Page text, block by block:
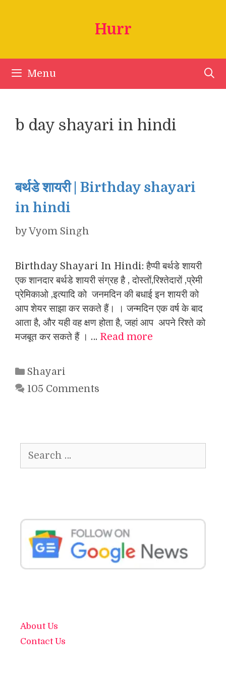
Hurr
Menu
b day shayari in hindi
बर्थडे शायरी | Birthday shayari
in hindi
byVyom Singh
Birthday Shayari In Hindi: हैप्पी बर्थडे शायरी
एक शानदार बर्थडे शायरी संग्रह है , दोस्तों,रिश्तेदारों ,प्रेमी
प्रेमिकाओ ,इत्यादि को जनमदिन की बधाई इन शायरी को
आप शेयर साझा कर सकते हैं। । जन्मदिन एक वर्ष के बाद
आता है, और यही वह क्षण होता है, जहां आप अपने रिश्ते को
मजबूत कर सकते हैं । … Read more
Categories
Shayari
105 Comments
for:
About Us
Contact Us